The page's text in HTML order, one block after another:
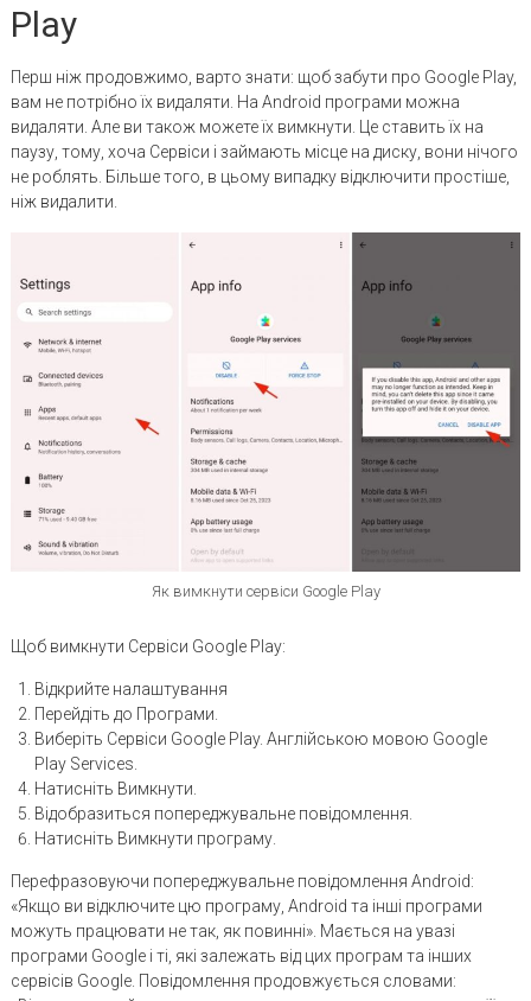
Play
Перш ніж продовжимо, варто знати: щоб забути про Google Play,
вам не потрібно їх видаляти. На Android програми можна
видаляти. Але ви також можете їх вимкнути. Це ставить їх на
паузу, тому, хоча Сервіси і займають місце на диску, вони нічого
не роблять. Більше того, в цьому випадку відключити простіше,
ніж видалити.
Як вимкнути сервіси Google Play
Щоб вимкнути Сервіси Google Play:
Відкрийте налаштування
Перейдіть до Програми.
Виберіть Сервіси Google Play. Англійською мовою Google
Play Services.
Натисніть Вимкнути.
Відобразиться попереджувальне повідомлення.
Натисніть Вимкнути програму.
Перефразовуючи попереджувальне повідомлення Android:
«Якщо ви відключите цю програму, Android та інші програми
можуть працювати не так, як повинні». Мається на увазі
програми Google і ті, які залежать від цих програм та інших
сервісів Google. Повідомлення продовжується словами: